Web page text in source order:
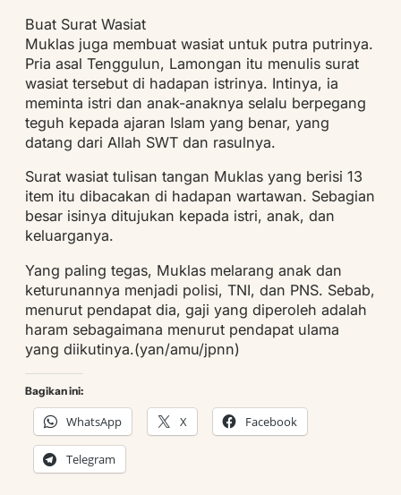
Buat Surat Wasiat
Muklas juga membuat wasiat untuk putra putrinya.
Pria asal Tenggulun, Lamongan itu menulis surat
wasiat tersebut di hadapan istrinya. Intinya, ia
meminta istri dan anak-anaknya selalu berpegang
teguh kepada ajaran Islam yang benar, yang
datang dari Allah SWT dan rasulnya.
Surat wasiat tulisan tangan Muklas yang berisi 13
item itu dibacakan di hadapan wartawan. Sebagian
besar isinya ditujukan kepada istri, anak, dan
keluarganya.
Yang paling tegas, Muklas melarang anak dan
keturunannya menjadi polisi, TNI, dan PNS. Sebab,
menurut pendapat dia, gaji yang diperoleh adalah
haram sebagaimana menurut pendapat ulama
yang diikutinya.(yan/amu/jpnn)
Bagikan ini:
WhatsApp X Facebook
Telegram